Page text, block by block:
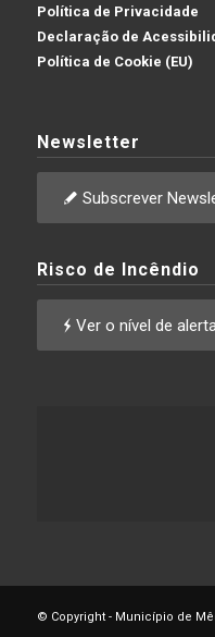
Política de Privacidade
Declaração de
Política de Cookie (EU)
Newsletter
Subscrever
Risco de Incêndio
Ver o nível de
© Copyright - Município de